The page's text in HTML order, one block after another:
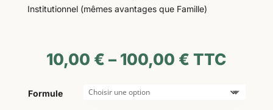
Institutionnel (mêmes avantages que Famille)
10,00 € – 100,00 € TTC
Formule